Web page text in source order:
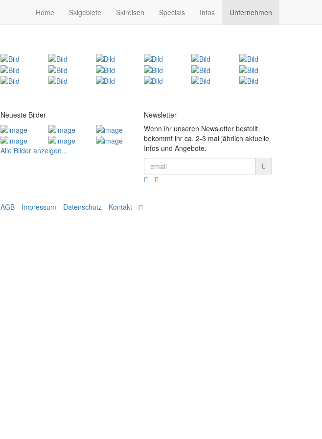
Home Skigebiete Skireisen Specials Infos Unternehmen
Neueste Bilder
Alle Bilder anzeigen...
Newsletter
Wenn ihr unseren Newsletter bestellt,
bekommt ihr ca. 2-3 mal jährlich aktuelle
Infos und Angebote.
AGB Impressum Datenschutz Kontakt